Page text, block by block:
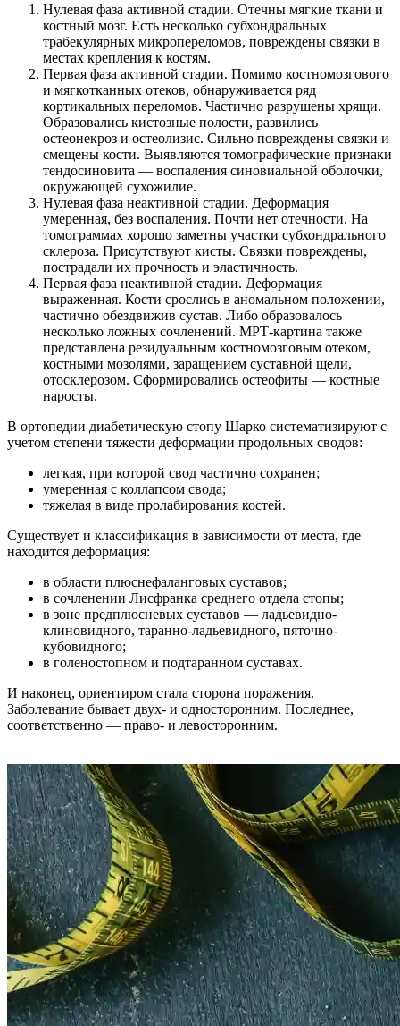
Нулевая фаза активной стадии. Отечны мягкие ткани и
костный мозг. Есть несколько субхондральных
трабекулярных микропереломов, повреждены связки в
местах крепления к костям.
Первая фаза активной стадии. Помимо костномозгового
и мягкотканных отеков, обнаруживается ряд
кортикальных переломов. Частично разрушены хрящи.
Образовались кистозные полости, развились
остеонекроз и остеолизис. Сильно повреждены связки и
смещены кости. Выявляются томографические признаки
тендосиновита — воспаления синовиальной оболочки,
окружающей сухожилие.
Нулевая фаза неактивной стадии. Деформация
умеренная, без воспаления. Почти нет отечности. На
томограммах хорошо заметны участки субхондрального
склероза. Присутствуют кисты. Связки повреждены,
пострадали их прочность и эластичность.
Первая фаза неактивной стадии. Деформация
выраженная. Кости срослись в аномальном положении,
частично обездвижив сустав. Либо образовалось
несколько ложных сочленений. МРТ-картина также
представлена резидуальным костномозговым отеком,
костными мозолями, заращением суставной щели,
отосклерозом. Сформировались остеофиты — костные
наросты.
В ортопедии диабетическую стопу Шарко систематизируют с
учетом степени тяжести деформации продольных сводов:
легкая, при которой свод частично сохранен;
умеренная с коллапсом свода;
тяжелая в виде пролабирования костей.
Существует и классификация в зависимости от места, где
находится деформация:
в области плюснефаланговых суставов;
в сочленении Лисфранка среднего отдела стопы;
в зоне предплюсневых суставов — ладьевидно-
клиновидного, таранно-ладьевидного, пяточно-
кубовидного;
в голеностопном и подтаранном суставах.
И наконец, ориентиром стала сторона поражения.
Заболевание бывает двух- и односторонним. Последнее,
соответственно — право- и левосторонним.